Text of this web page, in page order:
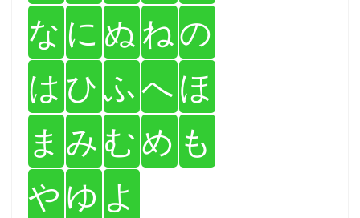
な に ぬ ねの
は ひふへほ
ま み むめ も
や ゆ よ